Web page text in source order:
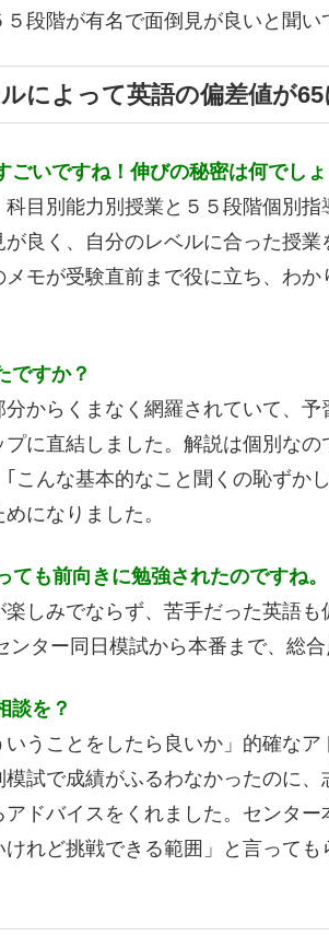
段階が有名で面倒見が良いと聞い
によって英語の偏差値が65
いですね！伸びの秘密は何でしょ
目別能力別授業と５５段階個別
良く、自分のレベルに合った授
モが受験直前まで役に立ち、わ
ですか？
分からくまなく網羅されていて
に直結しました。解説は個別なの
こんな基本的なこと聞くの恥ずか
になりました。
ても前向きに勉強されたのですね。
しみでならず、苦手だった英語
ター同日模試から本番まで、総合
談を？
うことをしたら良いか」的確な
試で成績がふるわなかったのに
ドバイスをくれました。センタ
れど挑戦できる範囲」と言って